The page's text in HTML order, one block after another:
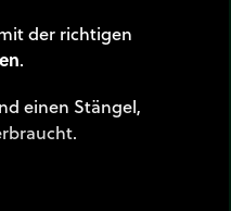
der richtigen
.
einen Stängel,